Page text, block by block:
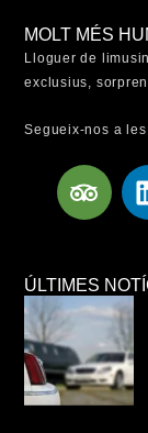
MOLT MÉS
Lloguer de
exclusius,
Segueix-nos a
T
r
a
d
i
s
ÚLTIMES